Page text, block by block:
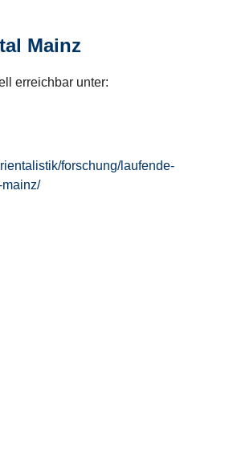
Mainz
erreichbar unter:
forschung/laufende-